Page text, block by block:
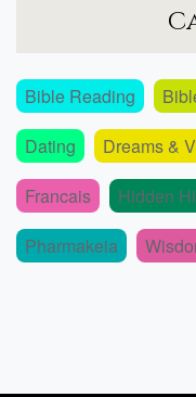
Bible Reading
Dating
Dreams &
Francais
Hidden
Pharmakeia